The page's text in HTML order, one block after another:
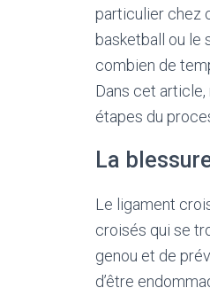
particulier chez
basketball ou le
combien de
Dans cet
étapes du
La
Le ligament
croisés qui se
genou et de
d’être